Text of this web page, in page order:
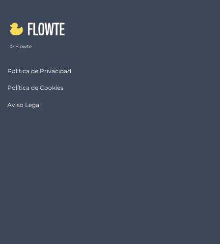
© Flowte
Política de Privacidad
Política de Cookies
Aviso Legal